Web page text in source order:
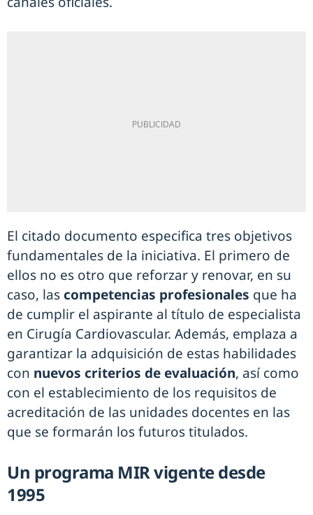
El citado documento especifica tres objetivos
fundamentales de la iniciativa. El primero de
ellos no es otro que reforzar y renovar, en su
caso, las competencias profesionales que ha
de cumplir el aspirante al título de especialista
en Cirugía Cardiovascular. Además, emplaza a
garantizar la adquisición de estas habilidades
con nuevos criterios de evaluación, así como
con el establecimiento de los requisitos de
acreditación de las unidades docentes en las
que se formarán los futuros titulados.
Un programa MIR vigente desde
1995